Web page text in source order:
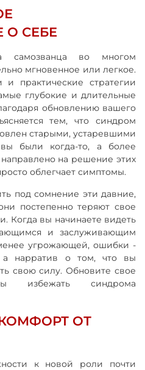
О СЕБЕ
самозванца во многом
мгновенное или легкое.
практические стратегии
глубокие и длительные
обновлению вашего
тем, что синдром
старыми, устаревшими
были когда-то, а более
на решение этих
облегчает симптомы.
под сомнение эти давние,
постепенно теряют свое
Когда вы начинаете видеть
и заслуживающим
угрожающей, ошибки -
нарратив о том, что вы
свою силу. Обновите свое
избежать синдрома
ОТ
к новой роли почти